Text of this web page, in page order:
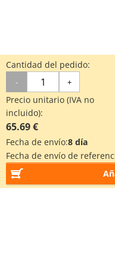
Cantidad del pedido:
- +
Precio unitario (IVA no
incluido):
65.69 €
Fecha de envío:8 día
Fecha de envío de